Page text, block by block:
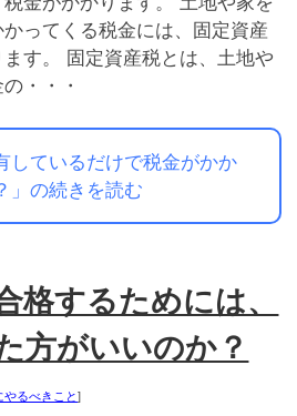
ってくる税金には、固定資産
す。 固定資産税とは、土地や
・・・
しているだけで税金がかか
」の続きを読む
格するためには、
方がいいのか？
やるべきこと]